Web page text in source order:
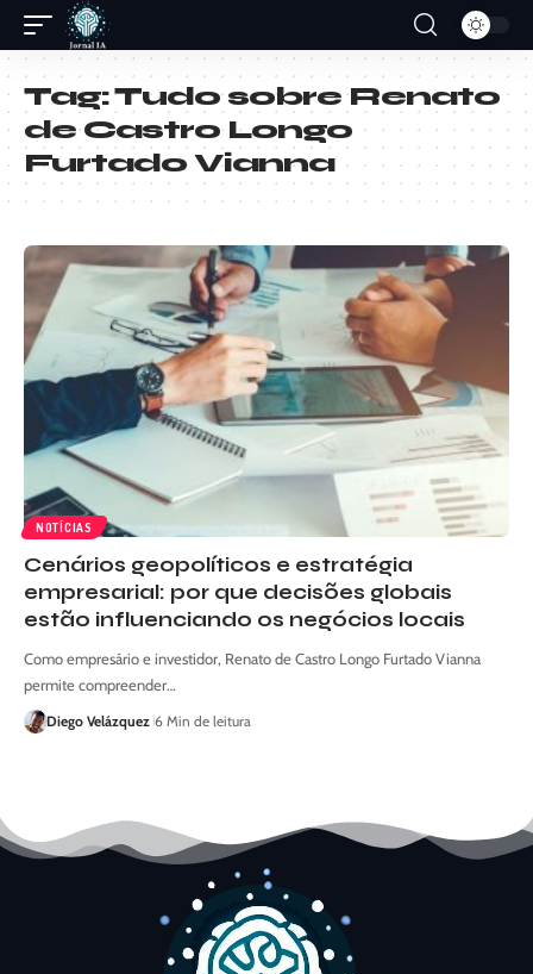
Tag:Tudo sobre Renato
de Castro Longo
Furtado Vianna
NOTÍCIAS
Cenários geopolíticos e estratégia
empresarial: por que decisões globais
estão influenciando os negócios locais
Como empresário e investidor, Renato de Castro Longo Furtado Vianna
permite compreender…
Diego Velázquez 6 Min de leitura